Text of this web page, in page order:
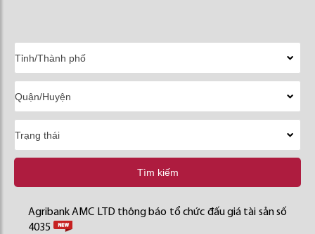
Tìm kiếm
Agribank AMC LTD thông báo tổ chức đấu giá tài sản số
4035